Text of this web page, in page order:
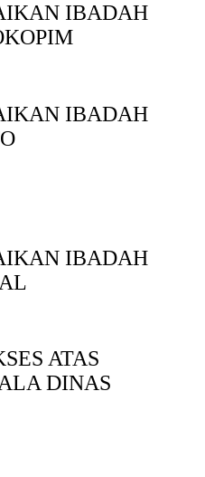
IBADAH
IBADAH
IBADAH
ATAS
DINAS